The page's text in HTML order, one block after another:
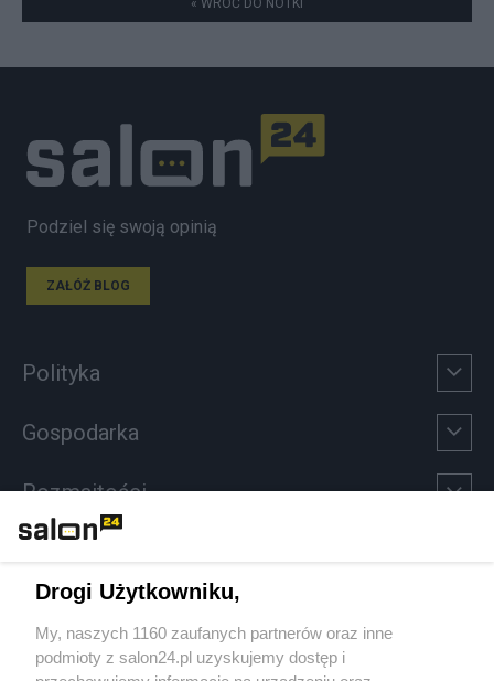
« WRÓĆ DO NOTKI
Podziel się swoją opinią
ZAŁÓŻ BLOG
Polityka
Gospodarka
Rozmaitości
Sport
Społeczeństwo
Drogi Użytkowniku,
My, naszych 1160 zaufanych partnerów oraz inne
podmioty z salon24.pl uzyskujemy dostęp i